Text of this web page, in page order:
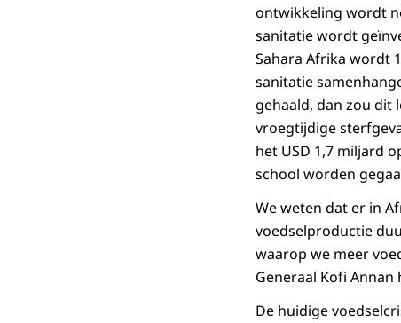
ontwikkeling wordt
sanitatie wordt
Sahara Afrika wordt
sanitatie
gehaald, dan zou dit
vroegtijdige
het USD 1,7 miljard
school worden
We weten dat er in
voedselproductie
waarop we meer
Generaal Kofi
De huidige